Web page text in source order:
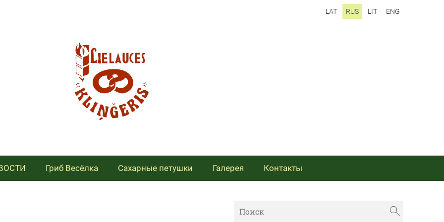
LAT RUS LIT ENG
Гриб Весёлка Сахарные петушки Галерея Контакты